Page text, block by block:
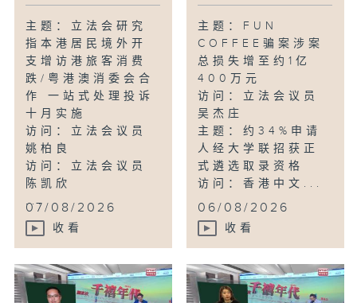
主题：立法会研究
指本港居民境外开
支增访港旅客消费
跌/粤港澳消委会合
作 一站式处理投诉
十月实施
访问：立法会议员
姚柏良
访问：立法会议员
陈凯欣
...
07/08/2026
收看
主题：FUN
COFFEE骗案涉案
总损失增至约1亿
400万元
访问：立法会议员
吴杰庄
主题：约34%申请
人经大学联招获正
式遴选取录资格
访问：香港中文...
06/08/2026
收看